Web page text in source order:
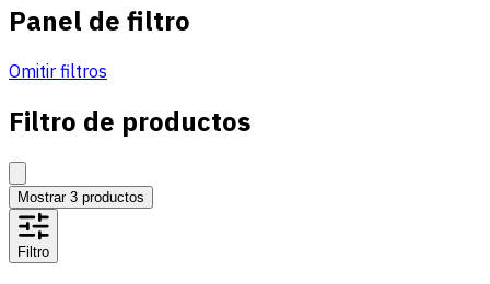
Panel de filtro
Omitir filtros
Filtro de productos
Mostrar 3 productos
Filtro